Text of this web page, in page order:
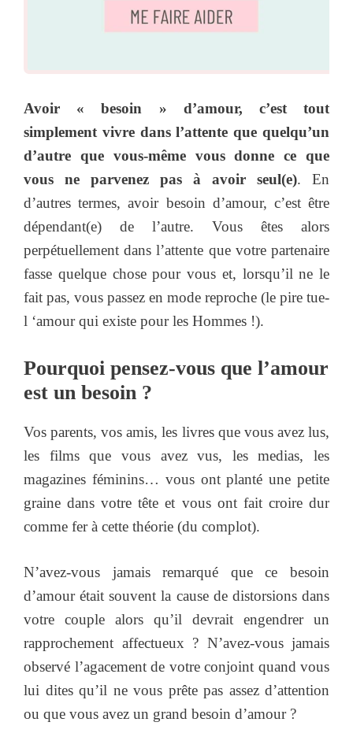
Avoir « besoin » d’amour, c’est tout
simplement vivre dans l’attente que quelqu’un
d’autre que vous-même vous donne ce que
vous ne parvenez pas à avoir seul(e). En
d’autres termes, avoir besoin d’amour, c’est être
dépendant(e) de l’autre. Vous êtes alors
perpétuellement dans l’attente que votre partenaire
fasse quelque chose pour vous et, lorsqu’il ne le
fait pas, vous passez en mode reproche (le pire tue-
l ‘amour qui existe pour les Hommes !).
Pourquoi pensez-vous que l’amour
est un besoin ?
Vos parents, vos amis, les livres que vous avez lus,
les films que vous avez vus, les medias, les
magazines féminins… vous ont planté une petite
graine dans votre tête et vous ont fait croire dur
comme fer à cette théorie (du complot).
N’avez-vous jamais remarqué que ce besoin
d’amour était souvent la cause de distorsions dans
votre couple alors qu’il devrait engendrer un
rapprochement affectueux ? N’avez-vous jamais
observé l’agacement de votre conjoint quand vous
lui dites qu’il ne vous prête pas assez d’attention
ou que vous avez un grand besoin d’amour ?